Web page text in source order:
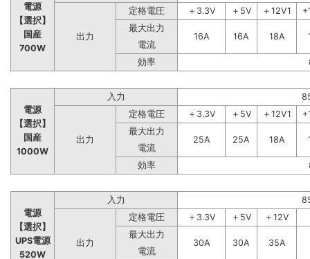
電源
【選択】
国産
700W
出力
定格電圧 ＋3.3V ＋5V ＋12V1
最大出力
16A
16A 18A
電流
効率
電源
【選択】
国産
1000W
入力
出力
定格電圧 ＋3.3V ＋5V ＋12V1
最大出力
25A
25A 18A
電流
効率
電源
【選択】
UPS電源
520W
入力
出力
定格電圧 ＋3.3V ＋5V
＋12V
最大出力
30A
30A
35A
電流